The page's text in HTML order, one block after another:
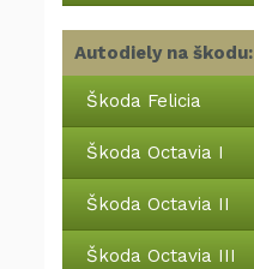
Autodiely na škodu:
Škoda Felicia
Škoda Octavia I
Škoda Octavia II
Škoda Octavia III